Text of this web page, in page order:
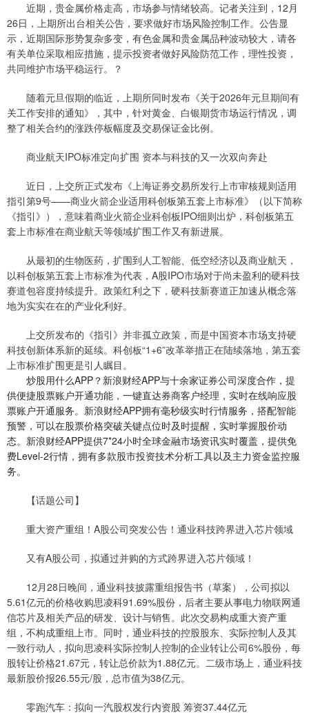
近期，贵金属价格走高，市场参与情绪较高。记者关注到，12月
26日，上期所出台相关公告，要求做好市场风险控制工作。公告显
示，近期国际形势复杂多变，有色金属和贵金属品种波动较大，请各
有关单位采取相应措施，提示投资者做好风险防范工作，理性投资，
共同维护市场平稳运行。？
随着元旦假期的临近，上期所同时发布《关于2026年元旦期间有
关工作安排的通知》，其中，针对黄金、白银期货市场运行情况，调
整了相关合约的涨跌停板幅度及交易保证金比例。
商业航天IPO标准定向扩围 资本与科技的又一次双向奔赴
近日，上交所正式发布《上海证券交易所发行上市审核规则适用
指引第9号——商业火箭企业适用科创板第五套上市标准》（以下简称
《指引》），意味着商业火箭企业科创板IPO细则出炉，科创板第五
套上市标准在商业航天等领域扩围工作又有新进展。
从最初的生物医药，扩围到人工智能、低空经济以及商业航天，
以科创板第五套上市标准为代表，A股IPO市场对于尚未盈利的硬科技
赛道包容度持续提升。政策红利之下，硬科技新赛道正加速从概念落
地为实实在在的产业化利好。
上交所发布的《指引》并非孤立政策，而是中国资本市场支持硬
科技创新体系新的延续。科创板“1+6”改革举措正在陆续落地，第五套
上市标准扩围更是引人瞩目。
炒股用什么APP？新浪财经APP与十余家证券公司深度合作，提
供便捷股票账户开通功能，一键直达券商客户经理，实时在线响应股
票账户开通服务。新浪财经APP拥有毫秒级实时行情服务，搭配智能
预警，可以在股票价格突破关键点位时及时提醒，实时掌握股价动
态。新浪财经APP提供7*24小时全球金融市场资讯实时覆盖，提供免
费Level-2行情，拥有多款股市投资技术分析工具以及主力资金监控服
务。
【话题公司】
重大资产重组！A股公司突发公告！通业科技跨界进入芯片领域
又有A股公司，拟通过并购的方式跨界进入芯片领域！
12月28日晚间，通业科技披露重组报告书（草案），公司拟以
5.61亿元的价格收购思凌科91.69%股份，后者主要从事电力物联网通
信芯片及相关产品的研发、设计与销售。此次交易构成重大资产重
组，不构成重组上市。同时，通业科技的控股股东、实际控制人及其
一致行动人，拟向思凌科实际控制人控制的企业转让公司6%股份，每
股转让价格21.67元，转让总价款为1.88亿元。二级市场上，通业科技
最新股价报26.55元/股，总市值为38亿元。
零跑汽车：拟向一汽股权发行内资股 筹资37.44亿元